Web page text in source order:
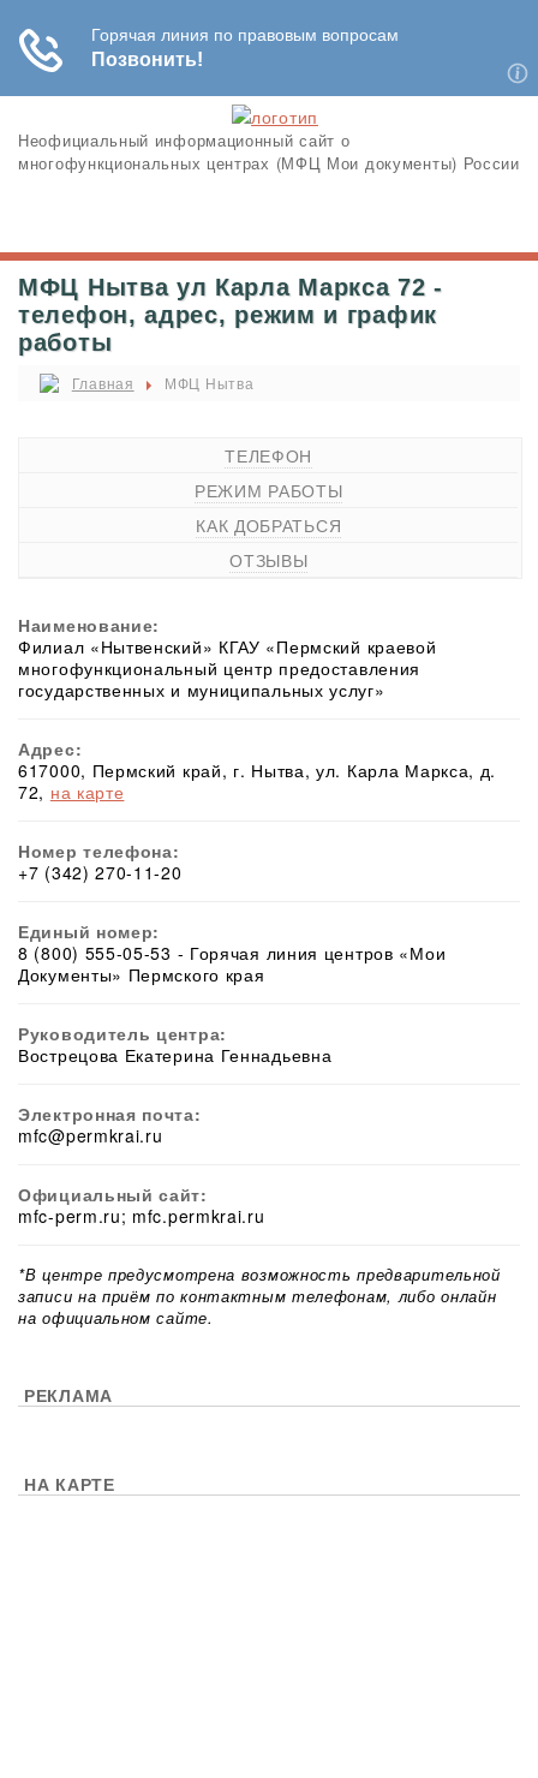
Неофициальный информационный сайт о
многофункциональных центрах (МФЦ Мои документы) России
МФЦ Нытва ул Карла Маркса 72 -
телефон, адрес, режим и график
работы
Главная МФЦ Нытва
ТЕЛЕФОН
РЕЖИМ РАБОТЫ
КАК ДОБРАТЬСЯ
ОТЗЫВЫ
Наименование:
Филиал «Нытвенский» КГАУ «Пермский краевой
многофункциональный центр предоставления
государственных и муниципальных услуг»
Адрес:
617000, Пермский край, г. Нытва, ул. Карла Маркса, д.
72, на карте
Номер телефона:
+7 (342) 270-11-20
Единый номер:
8 (800) 555-05-53 - Горячая линия центров «Мои
Документы» Пермского края
Руководитель центра:
Вострецова Екатерина Геннадьевна
Электронная почта:
mfc@permkrai.ru
Официальный сайт:
mfc-perm.ru; mfc.permkrai.ru
*В центре предусмотрена возможность предварительной
записи на приём по контактным телефонам, либо онлайн
на официальном сайте.
РЕКЛАМА
НА КАРТЕ